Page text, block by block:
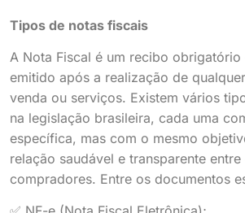
Tipos de notas fiscais
A Nota Fiscal é um recibo obrigatório
emitido após a realização de
venda ou serviços. Existem vários
na legislação brasileira, cada uma
específica, mas com o mesmo
relação saudável e transparente
compradores. Entre os documentos